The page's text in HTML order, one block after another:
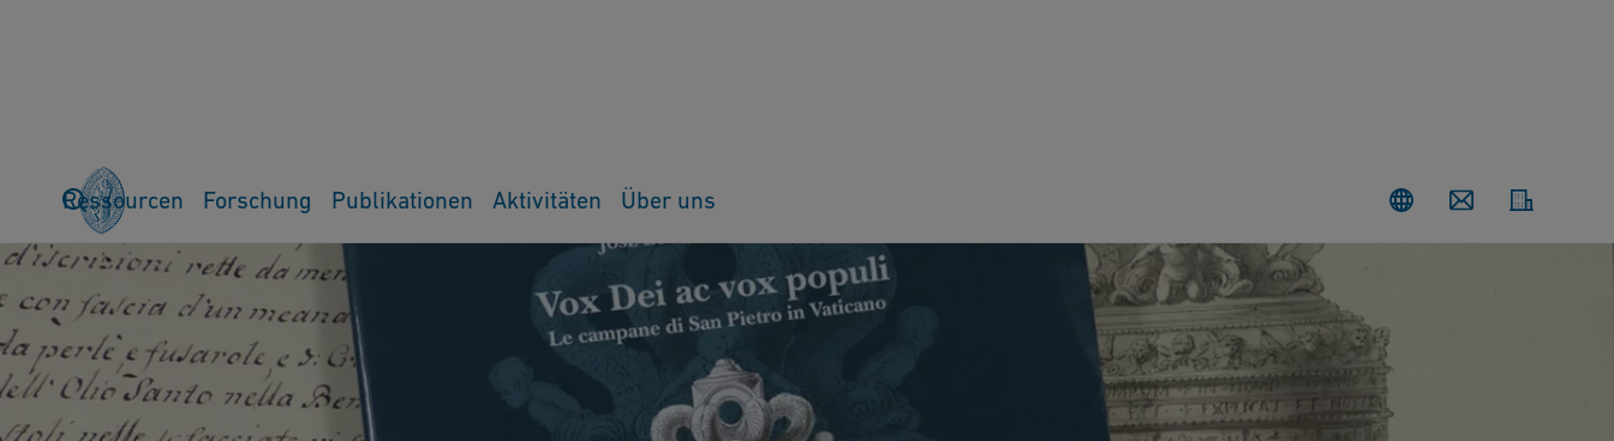
Kontakt
Ressourcen Forschung Publikationen Aktivitäten Über uns